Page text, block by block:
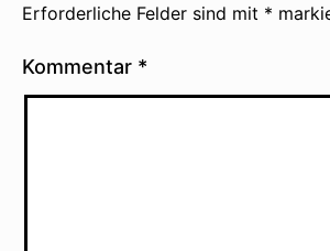
Erforderliche Felder sind mit *
Kommentar *